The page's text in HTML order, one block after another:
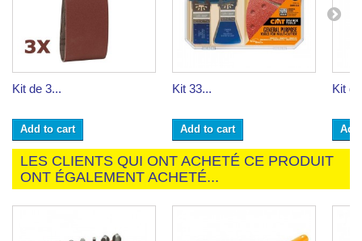
Kit de 3...
Add to cart
Kit 33...
Add to cart
Kit
LES CLIENTS QUI ONT ACHETÉ CE PRODUIT
ONT ÉGALEMENT ACHETÉ...